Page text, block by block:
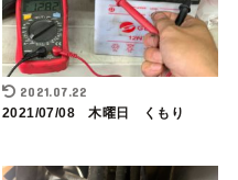
2021.07.22
2021/07/08 木曜日 くもり